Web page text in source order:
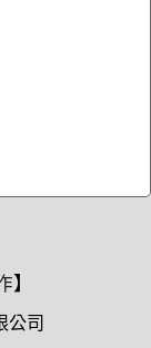
】
公司